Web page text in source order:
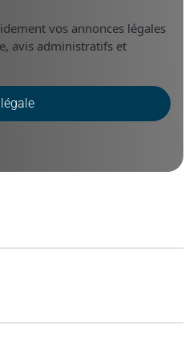
vos annonces légales
avis administratifs et